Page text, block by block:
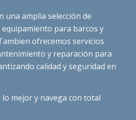
una amplia selección de
para barcos y
ofrecemos servicios
y reparación para
calidad y seguridad en
lo mejor y navega con total